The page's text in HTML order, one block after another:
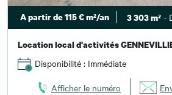
A partir de 115 € m²/an 3 303 m² -
Location local d'activités
Disponibilité : Immédiate
Afficher le numéro